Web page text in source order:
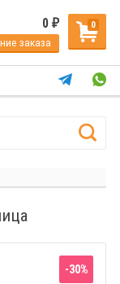
0
0₽
заказа
-30%